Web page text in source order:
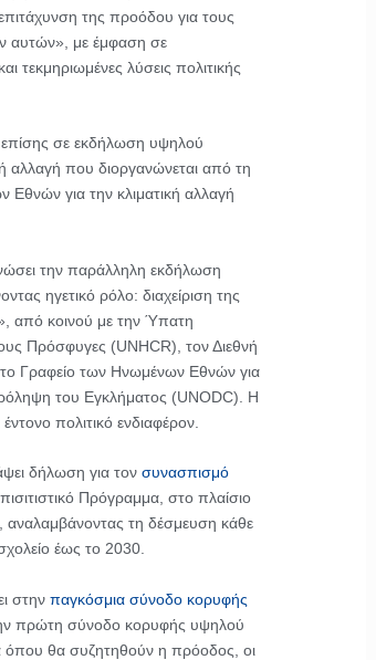
της προόδου για τους
αυτών», με έμφαση σε
τεκμηριωμένες λύσεις πολιτικής
επίσης σε εκδήλωση υψηλού
αλλαγή που διοργανώνεται από τη
για την κλιματική αλλαγή
την παράλληλη εκδήλωση
ηγετικό ρόλο: διαχείριση της
από κοινού με την Ύπατη
Πρόσφυγες (UNHCR), τον Διεθνή
Γραφείο των Ηνωμένων Εθνών για
του Εγκλήματος (UNODC). Η
πολιτικό ενδιαφέρον.
δήλωση για τον συνασπισμό
Πρόγραμμα, στο πλαίσιο
τη δέσμευση κάθε
έως το 2030.
στην παγκόσμια σύνοδο κορυφής
πρώτη σύνοδο κορυφής υψηλού
όπου θα συζητηθούν η πρόοδος, οι